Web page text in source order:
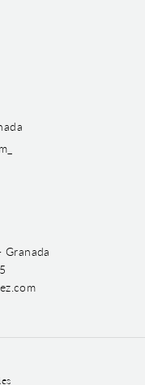
Granada